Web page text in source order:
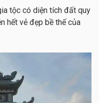
tộc có diện tích đất quy
hết vẻ đẹp bề thế của